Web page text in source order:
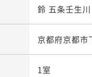
鈴 五条壬生
京都府京都
1室